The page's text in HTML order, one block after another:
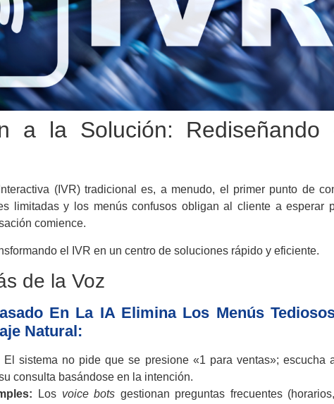
a la Solución:
(IVR) tradicional es, a menudo, el primer punto de
limitadas y los menús confusos obligan al cliente a esperar
comience.
el IVR en un centro de soluciones rápido y eficiente.
de la Voz
En La IA Elimina Los Menús
Natural:
El sistema no pide que se presione «1 para ventas»; escucha
consulta basándose en la intención.
Los voice bots gestionan preguntas frecuentes